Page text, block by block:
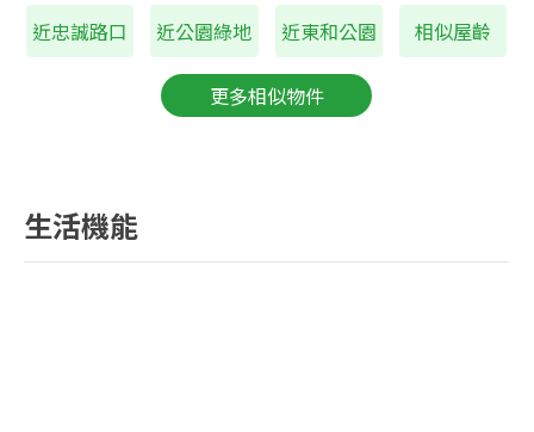
近忠誠路口 近公園綠地 近東和公園 相似屋齡
更多相似物件
生活機能